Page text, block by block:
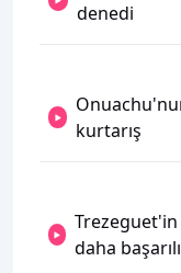
denedi
kurtarış
daha başarılı